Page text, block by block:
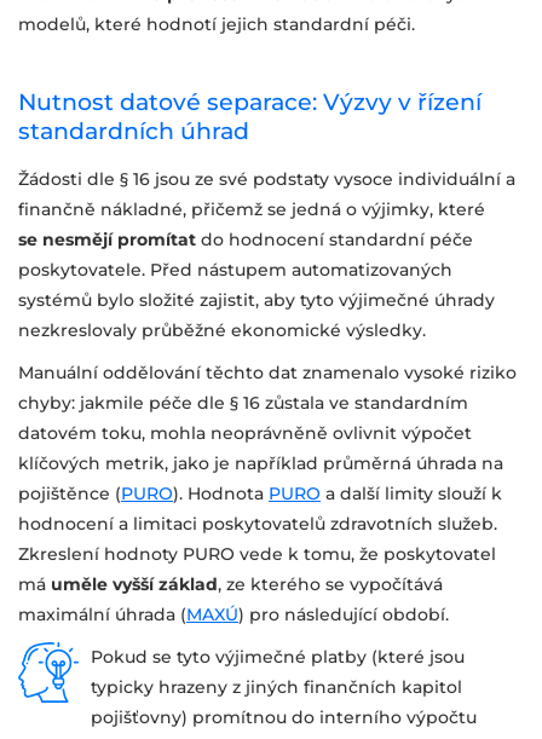
modelů, které hodnotí jejich standardní péči.
Nutnost datové separace: Výzvy v řízení
standardních úhrad
Žádosti dle § 16 jsou ze své podstaty vysoce individuální a
finančně nákladné, přičemž se jedná o výjimky, které
se nesmějí promítat do hodnocení standardní péče
poskytovatele. Před nástupem automatizovaných
systémů bylo složité zajistit, aby tyto výjimečné úhrady
nezkreslovaly průběžné ekonomické výsledky.
Manuální oddělování těchto dat znamenalo vysoké riziko
chyby: jakmile péče dle § 16 zůstala ve standardním
datovém toku, mohla neoprávněně ovlivnit výpočet
klíčových metrik, jako je například průměrná úhrada na
pojištěnce (PURO). Hodnota PURO a další limity slouží k
hodnocení a limitaci poskytovatelů zdravotních služeb.
Zkreslení hodnoty PURO vede k tomu, že poskytovatel
má uměle vyšší základ, ze kterého se vypočítává
maximální úhrada (MAXÚ) pro následující období.
Pokud se tyto výjimečné platby (které jsou
typicky hrazeny z jiných finančních kapitol
pojišťovny) promítnou do interního výpočtu